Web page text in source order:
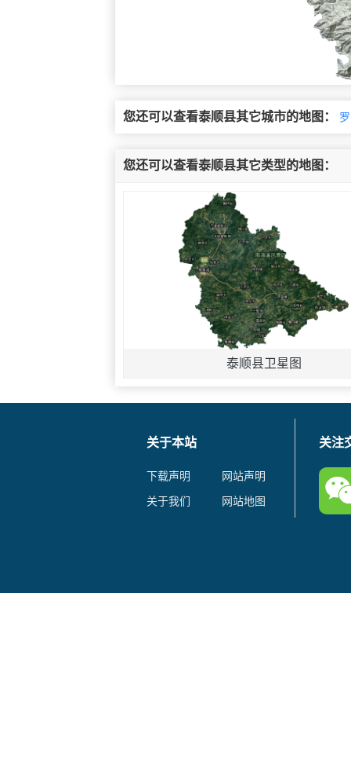
您还可以查看泰顺县其它城市的地图：
您还可以查看泰顺县其它类型的地图：
泰顺县卫星图
关于本站
下载声明
网站声明
关于我们
网站地图
关注